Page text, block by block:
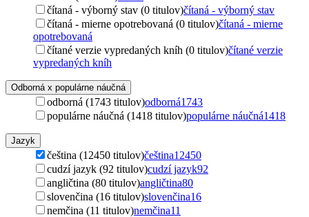
čítaná - výborný stav (0 titulov)čítaná - výborný stav
čítaná - mierne opotrebovaná (0 titulov)čítaná - mierne
opotrebovaná
čítané verzie vypredaných kníh (0 titulov)čítané verzie
vypredaných kníh
Odborná x populárne náučná
odborná (1743 titulov)odborná1743
populárne náučná (1418 titulov)populárne náučná1418
Jazyk
čeština (12450 titulov)čeština12450
cudzí jazyk (92 titulov)cudzí jazyk92
angličtina (80 titulov)angličtina80
slovenčina (16 titulov)slovenčina16
nemčina (11 titulov)nemčina11